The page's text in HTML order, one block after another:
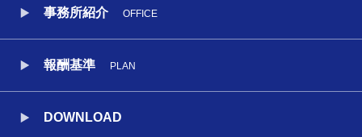
事務所紹介 OFFICE
報酬基準 PLAN
DOWNLOAD